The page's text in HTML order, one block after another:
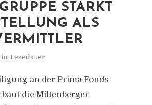
STÄRKT
ALS
Lesedauer
an der Prima Fonds
baut die Miltenberger